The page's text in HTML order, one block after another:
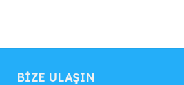
BIZE ULAŞIN